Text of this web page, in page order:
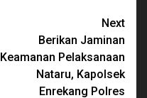
Next
Berikan Jaminan
Keamanan Pelaksanaan
Nataru, Kapolsek
Enrekang Polres